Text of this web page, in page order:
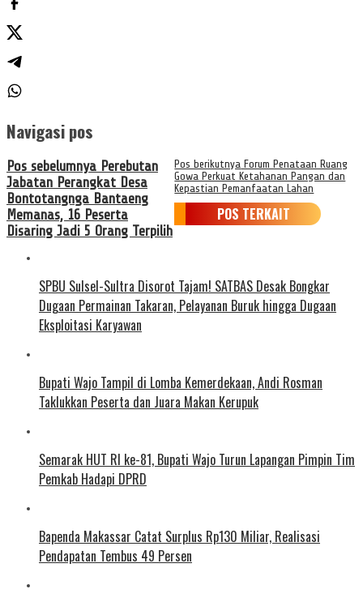
Navigasi pos
Pos sebelumnya Perebutan
Jabatan Perangkat Desa
Bontotangnga Bantaeng
Memanas, 16 Peserta
Disaring Jadi 5 Orang Terpilih
Pos berikutnya Forum Penataan Ruang
Gowa Perkuat Ketahanan Pangan dan
Kepastian Pemanfaatan Lahan
POS TERKAIT
SPBU Sulsel-Sultra Disorot Tajam! SATBAS Desak Bongkar
Dugaan Permainan Takaran, Pelayanan Buruk hingga Dugaan
Eksploitasi Karyawan
Bupati Wajo Tampil di Lomba Kemerdekaan, Andi Rosman
Taklukkan Peserta dan Juara Makan Kerupuk
Semarak HUT RI ke-81, Bupati Wajo Turun Lapangan Pimpin Tim
Pemkab Hadapi DPRD
Bapenda Makassar Catat Surplus Rp130 Miliar, Realisasi
Pendapatan Tembus 49 Persen